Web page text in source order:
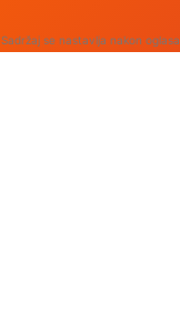
Sadržaj se nastavlja nakon oglasa